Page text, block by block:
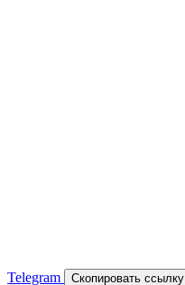
Telegram
Скопировать ссылку